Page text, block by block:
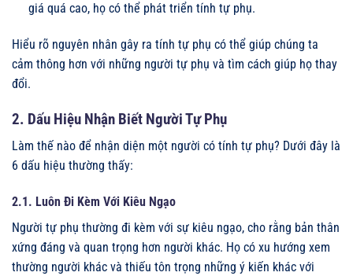
giá quá cao, họ có thể phát triển tính tự phụ.
Hiểu rõ nguyên nhân gây ra tính tự phụ có thể giúp chúng ta
cảm thông hơn với những người tự phụ và tìm cách giúp họ thay
đổi.
2. Dấu Hiệu Nhận Biết Người Tự Phụ
Làm thế nào để nhận diện một người có tính tự phụ? Dưới đây là
6 dấu hiệu thường thấy:
2.1. Luôn Đi Kèm Với Kiêu Ngạo
Người tự phụ thường đi kèm với sự kiêu ngạo, cho rằng bản thân
xứng đáng và quan trọng hơn người khác. Họ có xu hướng xem
thường người khác và thiếu tôn trọng những ý kiến khác với